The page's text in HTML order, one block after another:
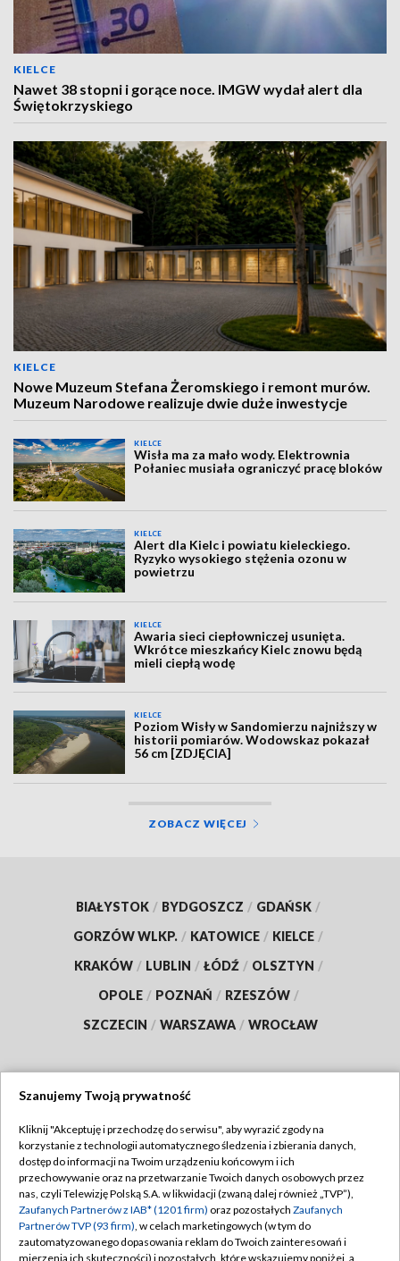
KIELCE
Nawet 38 stopni i gorące noce. IMGW wydał alert dla
Świętokrzyskiego
KIELCE
Nowe Muzeum Stefana Żeromskiego i remont murów.
Muzeum Narodowe realizuje dwie duże inwestycje
KIELCE
Wisła ma za mało wody. Elektrownia
Połaniec musiała ograniczyć pracę bloków
KIELCE
Alert dla Kielc i powiatu kieleckiego.
Ryzyko wysokiego stężenia ozonu w
powietrzu
KIELCE
Awaria sieci ciepłowniczej usunięta.
Wkrótce mieszkańcy Kielc znowu będą
mieli ciepłą wodę
KIELCE
Poziom Wisły w Sandomierzu najniższy w
historii pomiarów. Wodowskaz pokazał
56 cm [ZDJĘCIA]
ZOBACZ WIĘCEJ
BIAŁYSTOK / BYDGOSZCZ / GDAŃSK /
GORZÓW WLKP. / KATOWICE / KIELCE /
KRAKÓW / LUBLIN / ŁÓDŹ / OLSZTYN /
OPOLE / POZNAŃ / RZESZÓW /
SZCZECIN / WARSZAWA / WROCŁAW
TVP
Abonament TVP
Emisja w TVP
Centrum informacji TVP
Regulamin TVP
Polityka prywatności
Moje zgody
Szanujemy Twoją prywatność
Kliknij "Akceptuję i przechodzę do serwisu", aby wyrazić zgody na
korzystanie z technologii automatycznego śledzenia i zbierania danych,
dostęp do informacji na Twoim urządzeniu końcowym i ich
przechowywanie oraz na przetwarzanie Twoich danych osobowych przez
nas, czyli Telewizję Polską S.A. w likwidacji (zwaną dalej również „TVP”),
Zaufanych Partnerów z IAB* (1201 firm) oraz pozostałych Zaufanych
Partnerów TVP (93 firm), w celach marketingowych (w tym do
zautomatyzowanego dopasowania reklam do Twoich zainteresowań i
mierzenia ich skuteczności) i pozostałych, które wskazujemy poniżej, a